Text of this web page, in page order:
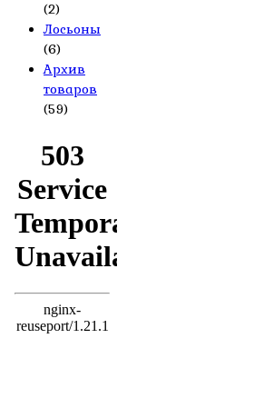
(2)
Лосьоны
(6)
Архив
товаров
(59)